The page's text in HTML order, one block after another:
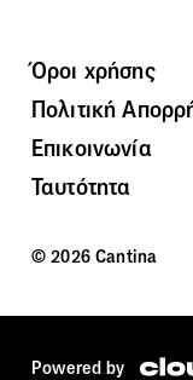
Όροι χρήσης
Πολιτική
Επικοινωνία
Ταυτότητα
© 2026 Cantina
Powered by